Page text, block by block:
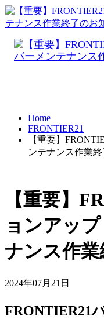
Home
FRONTIER21
【重要】
ンテナンス作業
【重要】
ョンアッ
ナンス作
2024年07月21日
FRONTIER21